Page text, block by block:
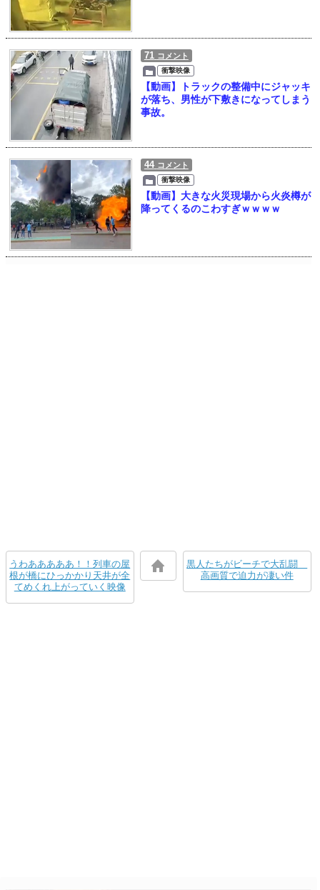
71 コメント
衝撃映像
【動画】トラックの整備中にジャッキ
が落ち、男性が下敷きになってしまう
事故。
44 コメント
衝撃映像
【動画】大きな火災現場から火炎樽が
降ってくるのこわすぎｗｗｗｗ
うわあああああ！！列車の屋
根が橋にひっかかり天井が全
てめくれ上がっていく映像
黒人たちがビーチで大乱闘
高画質で迫力が凄い件